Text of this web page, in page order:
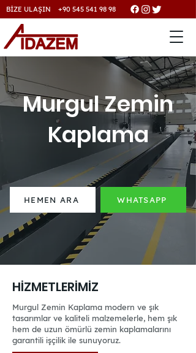
BİZE ULAŞIN +90 545 541 98 98
Murgul Zemin
Kaplama
HEMEN ARA WHATSAPP
HİZMETLERİMİZ
Murgul Zemin Kaplama modern ve şık
tasarımlar ve kaliteli malzemelerle, hem şık
hem de uzun ömürlü zemin kaplamalarını
garantili işçilik ile sunuyoruz.